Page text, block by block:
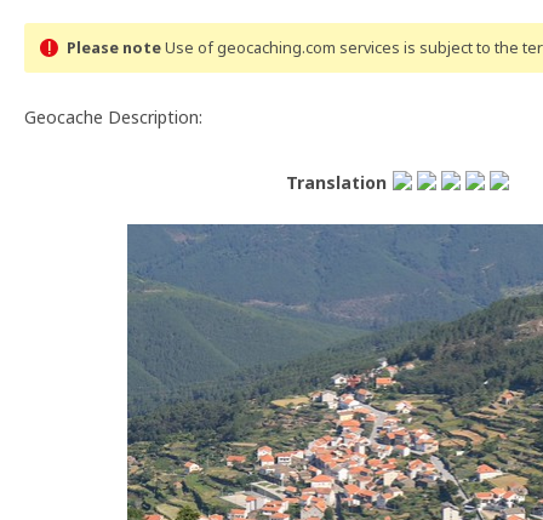
Please noteUse of geocaching.com services is subject to the
Geocache Description:
Translation